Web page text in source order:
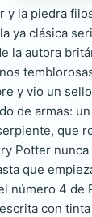
y la piedra
ya clásica
la autora
y vio un
de armas:
que
Potter
que
número 4 de
con